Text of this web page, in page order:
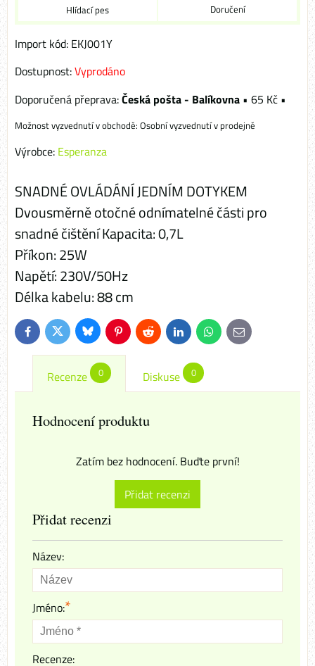
Hlídací pes Doručení
Import kód: EKJ001Y
Dostupnost:Vyprodáno
Česká pošta - Balíkovna • 65 Kč •
Osobní vyzvednutí v prodejně
Výrobce: Esperanza
SNADNÉ OVLÁDÁNÍ JEDNÍM DOTYKEM
Dvousměrně otočné odnímatelné části pro
snadné čištění Kapacita: 0,7L
Příkon: 25W
Napětí: 230V/50Hz
Délka kabelu: 88 cm
FacebookTwitterBlueskyPinterestReddit LinkedInWhatsApp
E-
mail
Recenze 0 Diskuse 0
Hodnocení produktu
Zatím bez hodnocení. Buďte první!
Přidat recenzi
Přidat recenzi
Název:
Jméno:*
Recenze: